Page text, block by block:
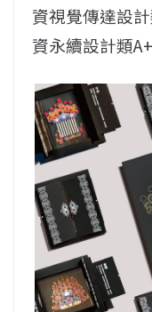
資視覺傳達設
資永續設計類